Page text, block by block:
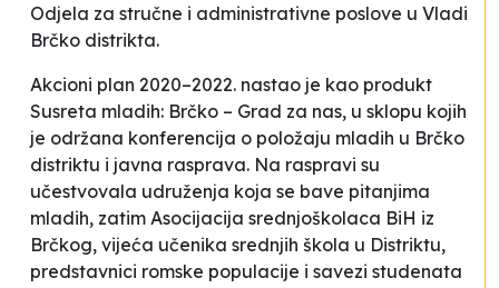
Odjela za stručne i administrativne poslove u Vladi
Brčko distrikta.
Akcioni plan 2020–2022. nastao je kao produkt
Susreta mladih: Brčko – Grad za nas, u sklopu kojih
je održana konferencija o položaju mladih u Brčko
distriktu i javna rasprava. Na raspravi su
učestvovala udruženja koja se bave pitanjima
mladih, zatim Asocijacija srednjoškolaca BiH iz
Brčkog, vijeća učenika srednjih škola u Distriktu,
predstavnici romske populacije i savezi studenata